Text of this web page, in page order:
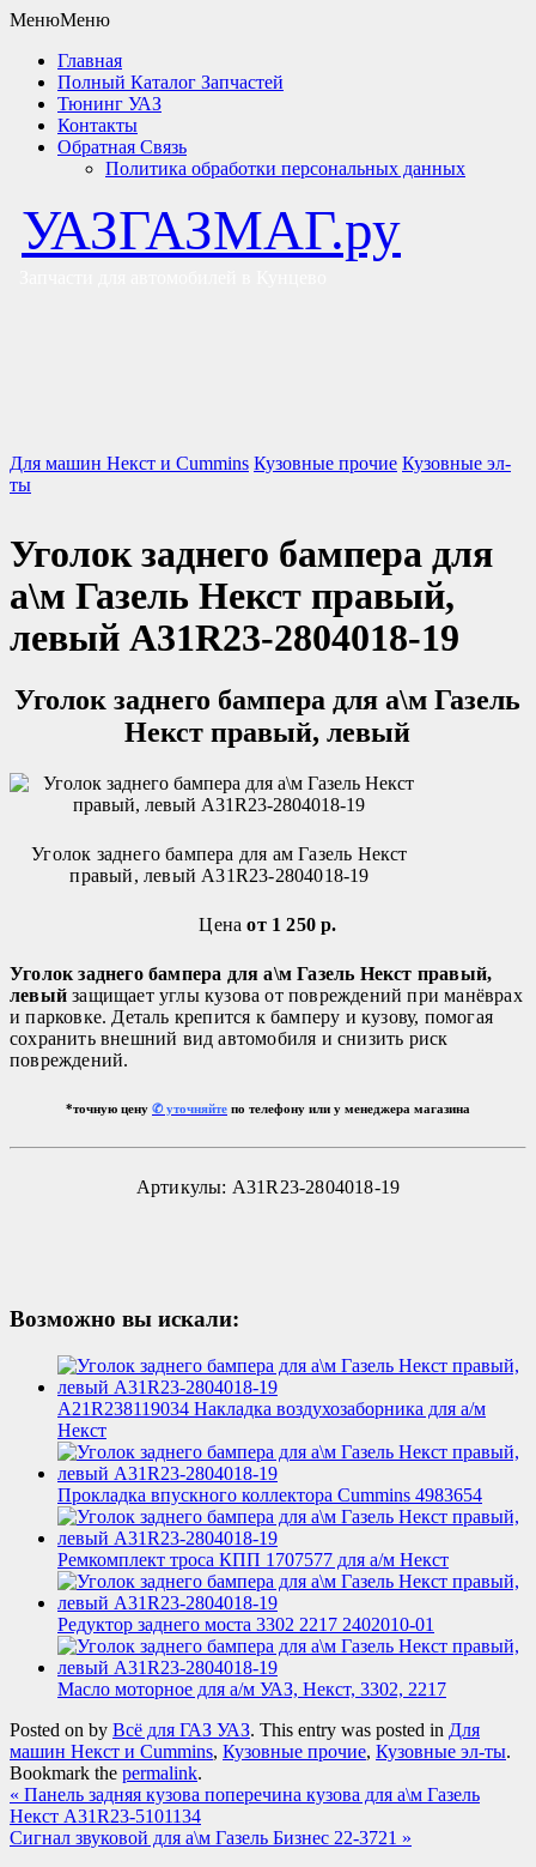
МенюМеню
Главная
Полный Каталог Запчастей
Тюнинг УАЗ
Контакты
Обратная Связь
Политика обработки персональных данных
УАЗГАЗМАГ.ру
Для машин Некст и Cummins Кузовные прочие Кузовные эл-
ты
Уголок заднего бампера для
а\м Газель Некст правый,
левый A31R23-2804018-19
Уголок заднего бампера для а\м Газель
Некст правый, левый
Уголок заднего бампера для ам Газель Некст
правый, левый A31R23-2804018-19
Ценаот 1 250 р.
Уголок заднего бампера для а\м Газель Некст правый,
левый защищает углы кузова от повреждений при манёврах
и парковке. Деталь крепится к бамперу и кузову, помогая
сохранить внешний вид автомобиля и снизить риск
повреждений.
*точную цену ✆ уточняйте по телефону или у менеджера магазина
Артикулы: A31R23-2804018-19
Возможно вы искали:
A21R238119034 Накладка воздухозаборника для а/м
Некст
Прокладка впускного коллектора Cummins 4983654
Ремкомплект троса КПП 1707577 для а/м Некст
Редуктор заднего моста 3302 2217 2402010-01
Масло моторное для а/м УАЗ, Некст, 3302, 2217
Posted on by Всё для ГАЗ УАЗ. This entry was posted in Для
машин Некст и Cummins, Кузовные прочие, Кузовные эл-ты.
Bookmark the permalink.
« Панель задняя кузова поперечина кузова для а\м Газель
Некст A31R23-5101134
Сигнал звуковой для а\м Газель Бизнес 22-3721 »